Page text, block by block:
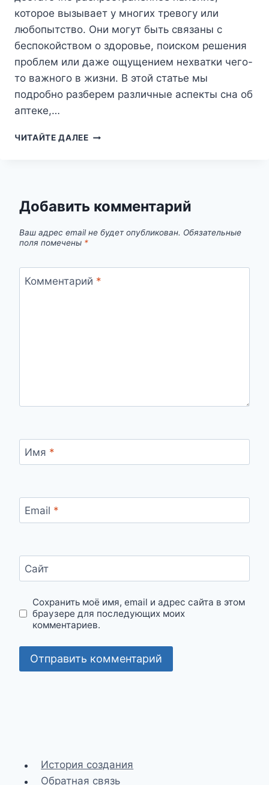
которое вызывает у многих тревогу или
любопытство. Они могут быть связаны с
беспокойством о здоровье, поиском решения
проблем или даже ощущением нехватки чего-
то важного в жизни. В этой статье мы
подробно разберем различные аспекты сна об
аптеке,…
ЧИТАЙТЕ ДАЛЕЕСОН
И
ПОНЯТЬ
Добавить комментарий
Ваш адрес email не будет опубликован. Обязательные
поля помечены *
Комментарий *
Имя *
Email *
Сайт
Сохранить моё имя, email и адрес сайта в этом
браузере для последующих моих
комментариев.
История создания
Обратная связь